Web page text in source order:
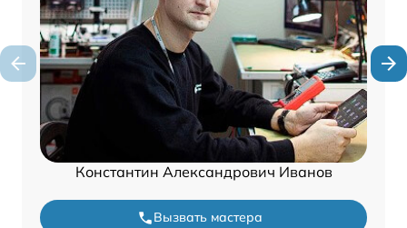
Константин Александрович Иванов
Вызвать мастера